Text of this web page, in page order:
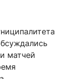
матчей